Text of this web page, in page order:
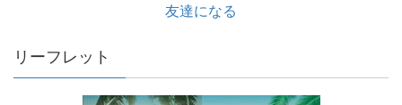
友達になる
リーフレット